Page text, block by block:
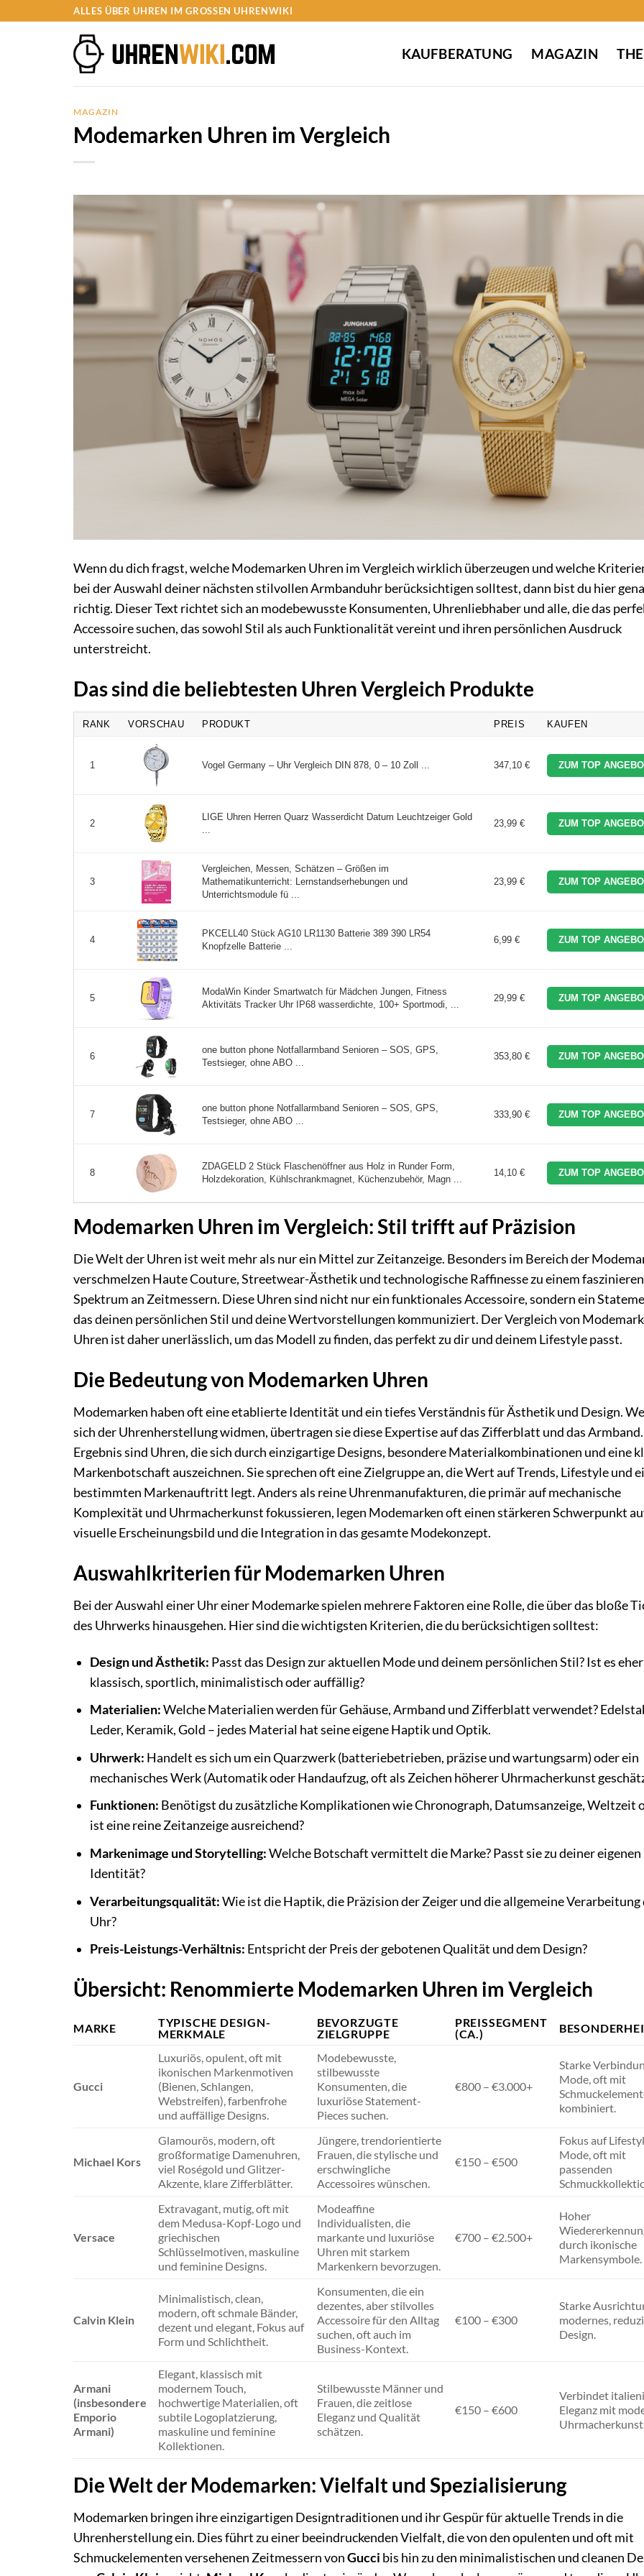
ALLES ÜBER UHREN IM GROSSEN UHRENWIKI
KAUFBERATUNG MAGAZIN
MAGAZIN
Modemarken Uhren im Vergleich
Wenn du dich fragst, welche Modemarken Uhren im Vergleich wirklich überzeugen und welche
bei der Auswahl deiner nächsten stilvollen Armbanduhr berücksichtigen solltest, dann bist du hier
richtig. Dieser Text richtet sich an modebewusste Konsumenten, Uhrenliebhaber und alle, die das
Accessoire suchen, das sowohl Stil als auch Funktionalität vereint und ihren persönlichen Ausdruck
unterstreicht.
Das sind die beliebtesten Uhren Vergleich Produkte
RANK VORSCHAU PRODUKT PREIS KAUFEN
1 Vogel Germany – Uhr Vergleich DIN 878, 0 – 10 Zoll ... 347,10 € ZUM TOP
2
LIGE Uhren Herren Quarz Wasserdicht Datum Leuchtzeiger Gold
23,99 € ZUM TOP
3
Vergleichen, Messen, Schätzen – Größen im
Mathematikunterricht: Lernstandserhebungen und
Unterrichtsmodule fü ...
23,99 € ZUM TOP
4
PKCELL40 Stück AG10 LR1130 Batterie 389 390 LR54
Knopfzelle Batterie ...
6,99 € ZUM TOP
5
ModaWin Kinder Smartwatch für Mädchen Jungen, Fitness
Aktivitäts Tracker Uhr IP68 wasserdichte, 100+ Sportmodi, ...
29,99 € ZUM TOP
6
one button phone Notfallarmband Senioren – SOS, GPS,
Testsieger, ohne ABO ...
353,80 € ZUM TOP
7
one button phone Notfallarmband Senioren – SOS, GPS,
Testsieger, ohne ABO ...
333,90 € ZUM TOP
8
ZDAGELD 2 Stück Flaschenöffner aus Holz in Runder Form,
Holzdekoration, Kühlschrankmagnet, Küchenzubehör, Magn ...
14,10 € ZUM TOP
Modemarken Uhren im Vergleich: Stil trifft auf Präzision
Die Welt der Uhren ist weit mehr als nur ein Mittel zur Zeitanzeige. Besonders im Bereich der
verschmelzen Haute Couture, Streetwear-Ästhetik und technologische Raffinesse zu einem
Spektrum an Zeitmessern. Diese Uhren sind nicht nur ein funktionales Accessoire, sondern ein
das deinen persönlichen Stil und deine Wertvorstellungen kommuniziert. Der Vergleich von
Uhren ist daher unerlässlich, um das Modell zu finden, das perfekt zu dir und deinem Lifestyle passt.
Die Bedeutung von Modemarken Uhren
Modemarken haben oft eine etablierte Identität und ein tiefes Verständnis für Ästhetik und Design.
sich der Uhrenherstellung widmen, übertragen sie diese Expertise auf das Zifferblatt und das
Ergebnis sind Uhren, die sich durch einzigartige Designs, besondere Materialkombinationen und eine
Markenbotschaft auszeichnen. Sie sprechen oft eine Zielgruppe an, die Wert auf Trends, Lifestyle und
bestimmten Markenauftritt legt. Anders als reine Uhrenmanufakturen, die primär auf mechanische
Komplexität und Uhrmacherkunst fokussieren, legen Modemarken oft einen stärkeren Schwerpunkt
visuelle Erscheinungsbild und die Integration in das gesamte Modekonzept.
Auswahlkriterien für Modemarken Uhren
Bei der Auswahl einer Uhr einer Modemarke spielen mehrere Faktoren eine Rolle, die über das bloße
des Uhrwerks hinausgehen. Hier sind die wichtigsten Kriterien, die du berücksichtigen solltest:
Design und Ästhetik: Passt das Design zur aktuellen Mode und deinem persönlichen Stil? Ist es eher
klassisch, sportlich, minimalistisch oder auffällig?
Materialien:Welche Materialien werden für Gehäuse, Armband und Zifferblatt verwendet?
Leder, Keramik, Gold – jedes Material hat seine eigene Haptik und Optik.
Uhrwerk: Handelt es sich um ein Quarzwerk (batteriebetrieben, präzise und wartungsarm) oder ein
mechanisches Werk (Automatik oder Handaufzug, oft als Zeichen höherer Uhrmacherkunst
Funktionen: Benötigst du zusätzliche Komplikationen wie Chronograph, Datumsanzeige, Weltzeit
ist eine reine Zeitanzeige ausreichend?
Markenimage und Storytelling:Welche Botschaft vermittelt die Marke? Passt sie zu deiner eigenen
Identität?
Verarbeitungsqualität:Wie ist die Haptik, die Präzision der Zeiger und die allgemeine Verarbeitung
Uhr?
Preis-Leistungs-Verhältnis: Entspricht der Preis der gebotenen Qualität und dem Design?
Übersicht: Renommierte Modemarken Uhren im Vergleich
MARKE
TYPISCHE DESIGN-
MERKMALE
BEVORZUGTE
ZIELGRUPPE
PREISSEGMENT
(CA.)
Gucci
Luxuriös, opulent, oft mit
ikonischen Markenmotiven
(Bienen, Schlangen,
Webstreifen), farbenfrohe
und auffällige Designs.
Modebewusste,
stilbewusste
Konsumenten, die
luxuriöse Statement-
Pieces suchen.
€800 – €3.000+
Starke
Mode, oft mit
kombiniert.
Michael Kors
Glamourös, modern, oft
großformatige Damenuhren,
viel Roségold und Glitzer-
Akzente, klare Zifferblätter.
Jüngere, trendorientierte
Frauen, die stylische und
erschwingliche
Accessoires wünschen.
€150 – €500
Fokus auf
Mode, oft mit
passenden
Versace
Extravagant, mutig, oft mit
dem Medusa-Kopf-Logo und
griechischen
Schlüsselmotiven, maskuline
und feminine Designs.
Modeaffine
Individualisten, die
markante und luxuriöse
Uhren mit starkem
Markenkern bevorzugen.
€700 – €2.500+
Hoher
durch ikonische
Markensymbole.
Calvin Klein
Minimalistisch, clean,
modern, oft schmale Bänder,
dezent und elegant, Fokus auf
Form und Schlichtheit.
Konsumenten, die ein
dezentes, aber stilvolles
Accessoire für den Alltag
suchen, oft auch im
Business-Kontext.
€100 – €300
Starke
modernes,
Design.
Armani
(insbesondere
Emporio
Armani)
Elegant, klassisch mit
modernem Touch,
hochwertige Materialien, oft
subtile Logoplatzierung,
maskuline und feminine
Kollektionen.
Stilbewusste Männer und
Frauen, die zeitlose
Eleganz und Qualität
schätzen.
€150 – €600
Verbindet
Eleganz mit
Die Welt der Modemarken: Vielfalt und Spezialisierung
Modemarken bringen ihre einzigartigen Designtraditionen und ihr Gespür für aktuelle Trends in die
Uhrenherstellung ein. Dies führt zu einer beeindruckenden Vielfalt, die von den opulenten und oft mit
Schmuckelementen versehenen Zeitmessern vonGucci bis hin zu den minimalistischen und cleanen